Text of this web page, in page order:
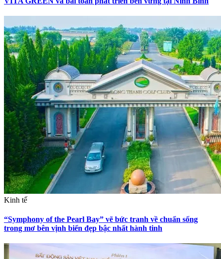
Kinh tế
“Symphony of the Pearl Bay” vẽ bức tranh về chuẩn sống
trong mơ bên vịnh biển đẹp bậc nhất hành tinh